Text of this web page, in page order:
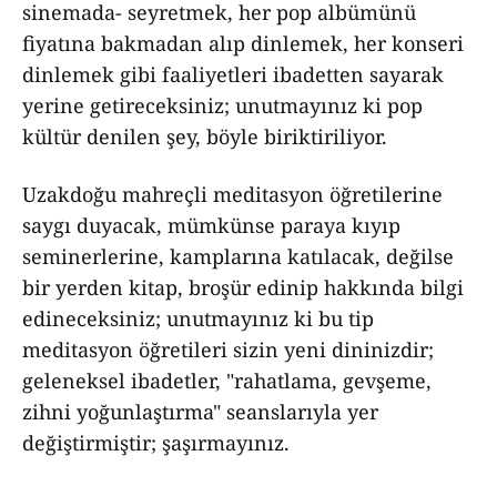
sinemada- seyretmek, her pop albümünü
fiyatına bakmadan alıp dinlemek, her konseri
dinlemek gibi faaliyetleri ibadetten sayarak
yerine getireceksiniz; unutmayınız ki pop
kültür denilen şey, böyle biriktiriliyor.
Uzakdoğu mahreçli meditasyon öğretilerine
saygı duyacak, mümkünse paraya kıyıp
seminerlerine, kamplarına katılacak, değilse
bir yerden kitap, broşür edinip hakkında bilgi
edineceksiniz; unutmayınız ki bu tip
meditasyon öğretileri sizin yeni dininizdir;
geleneksel ibadetler, "rahatlama, gevşeme,
zihni yoğunlaştırma" seanslarıyla yer
değiştirmiştir; şaşırmayınız.